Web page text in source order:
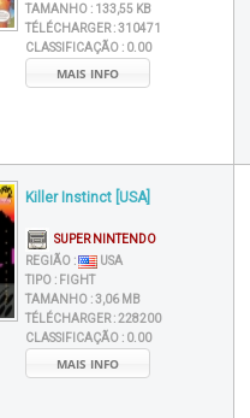
TAMANHO : 133,55 KB
TÉLÉCHARGER :310471
CLASSIFICAÇÃO : 0.00
MAIS INFO
Killer Instinct [USA]
SUPER NINTENDO
REGIÃO :
USA
TIPO : FIGHT
TAMANHO :3,06 MB
TÉLÉCHARGER :228200
CLASSIFICAÇÃO : 0.00
MAIS INFO